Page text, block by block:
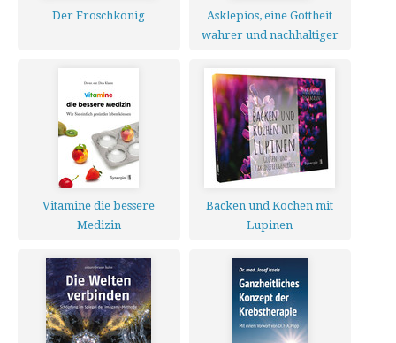
Der Froschkönig
Asklepios, eine Gottheit
wahrer und nachhaltiger
Vitamine die bessere
Medizin
Backen und Kochen mit
Lupinen